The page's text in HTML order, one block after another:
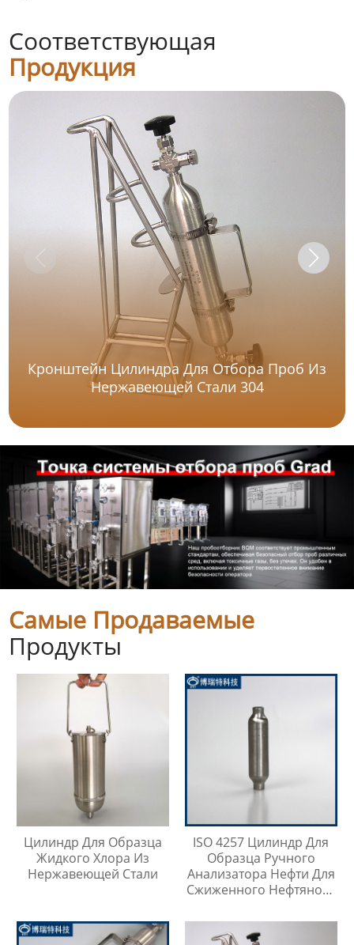
Соответствующая
Продукция
Кронштейн Цилиндра Для Отбора Проб Из
Нержавеющей Стали 304
Самые Продаваемые
Продукты
Цилиндр Для Образца
Жидкого Хлора Из
Нержавеющей Стали
ISO 4257 Цилиндр Для
Образца Ручного
Анализатора Нефти Для
Сжиженного Нефтяного